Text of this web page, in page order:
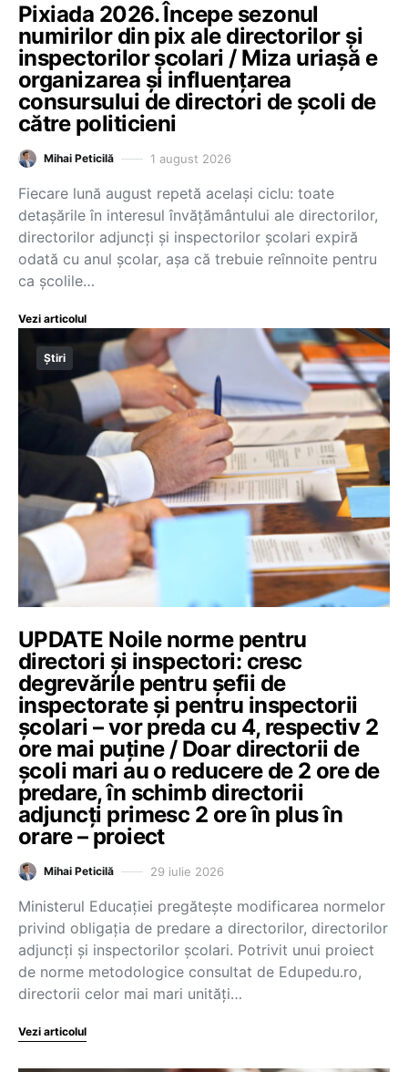
Pixiada 2026. Începe sezonul
numirilor din pix ale directorilor și
inspectorilor școlari / Miza uriașă e
organizarea și influențarea
consursului de directori de școli de
către politicieni
Mihai Peticilă 1 august 2026
Fiecare lună august repetă același ciclu: toate
detașările în interesul învățământului ale directorilor,
directorilor adjuncți și inspectorilor școlari expiră
odată cu anul școlar, așa că trebuie reînnoite pentru
ca școlile…
Vezi articolul
Știri
UPDATE Noile norme pentru
directori și inspectori: cresc
degrevările pentru șefii de
inspectorate și pentru inspectorii
școlari – vor preda cu 4, respectiv 2
ore mai puține / Doar directorii de
școli mari au o reducere de 2 ore de
predare, în schimb directorii
adjuncți primesc 2 ore în plus în
orare – proiect
Mihai Peticilă 29 iulie 2026
Ministerul Educației pregătește modificarea normelor
privind obligația de predare a directorilor, directorilor
adjuncți și inspectorilor școlari. Potrivit unui proiect
de norme metodologice consultat de Edupedu.ro,
directorii celor mai mari unități…
Vezi articolul